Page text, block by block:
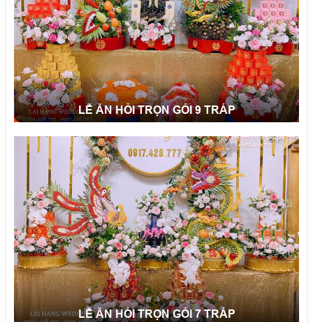
LỄ ĂN HỎI TRỌN GÓI 9 TRÁP
LỄ ĂN HỎI TRỌN GÓI 7 TRÁP